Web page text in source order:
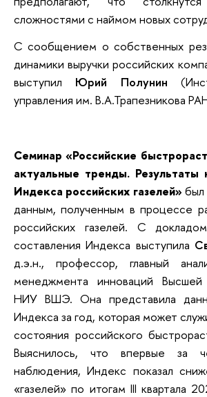
сложностями с наймом новых
С сообщением о собственных
динамики выручки российских
выступил Юрий Полунин
управления им. В.А.Трапезникова
Семинар «Российские
актуальные тренды. Результаты
Индекса российских газелей»
данным, полученным в процессе
российских газелей. С
составления Индекса выступила
д.э.н., профессор, главный
менеджмента инноваций
НИУ ВШЭ. Она представила
Индекса за год, которая может
состояния российского
Выяснилось, что впервые за
наблюдения, Индекс показал
«газелей» по итогам III квартала